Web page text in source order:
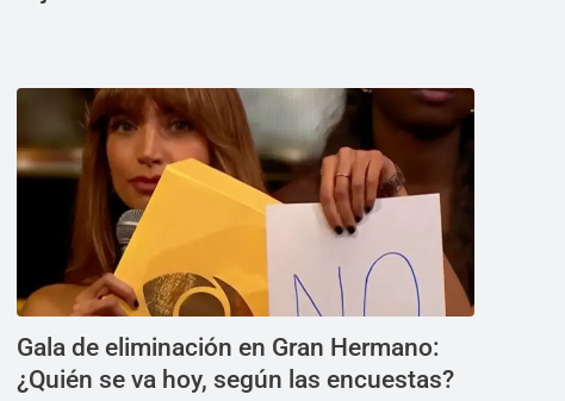
Gala de eliminación en Gran Hermano:
¿Quién se va hoy, según las encuestas?